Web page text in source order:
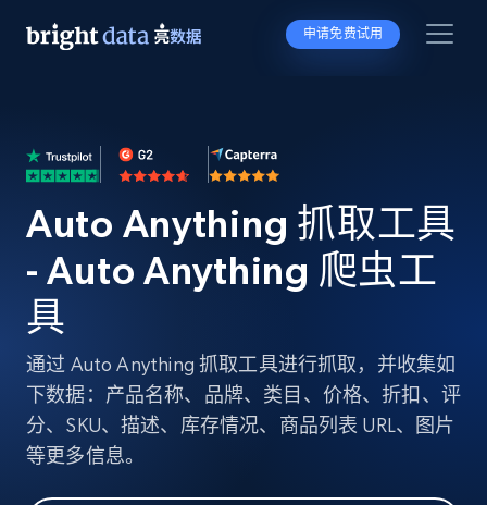
申请免费试用
Auto Anything 抓取工具
- Auto Anything 爬虫工
具
通过 Auto Anything 抓取工具进行抓取，并收集如
下数据：产品名称、品牌、类目、价格、折扣、评
分、SKU、描述、库存情况、商品列表 URL、图片
等更多信息。